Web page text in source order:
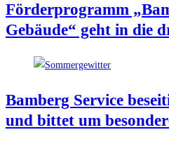
För­der­pro­gramm
Gebäu­de“ geht in die
Bam­berg Ser­vice
und bit­tet um